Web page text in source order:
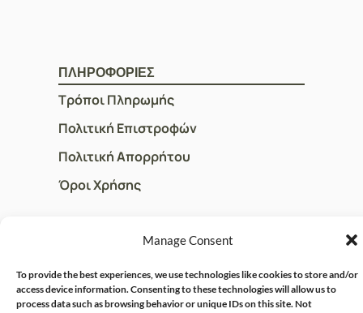
Manage Consent
To provide the best experiences, we use technologies like cookies to store and/or
access device information. Consenting to these technologies will allow us to
process data such as browsing behavior or unique IDs on this site. Not
ΠΛΗΡΟΦΟΡΙΕΣ
Τρόποι Πληρωμής
Πολιτική Επιστροφών
Πολιτική Απορρήτου
Όροι Χρήσης
ΓΡΗΓΟΡOI ΣΥΝΔΕΣΜΟΙ
Ο Λογαριασμός μου
Η Ομάδα μας